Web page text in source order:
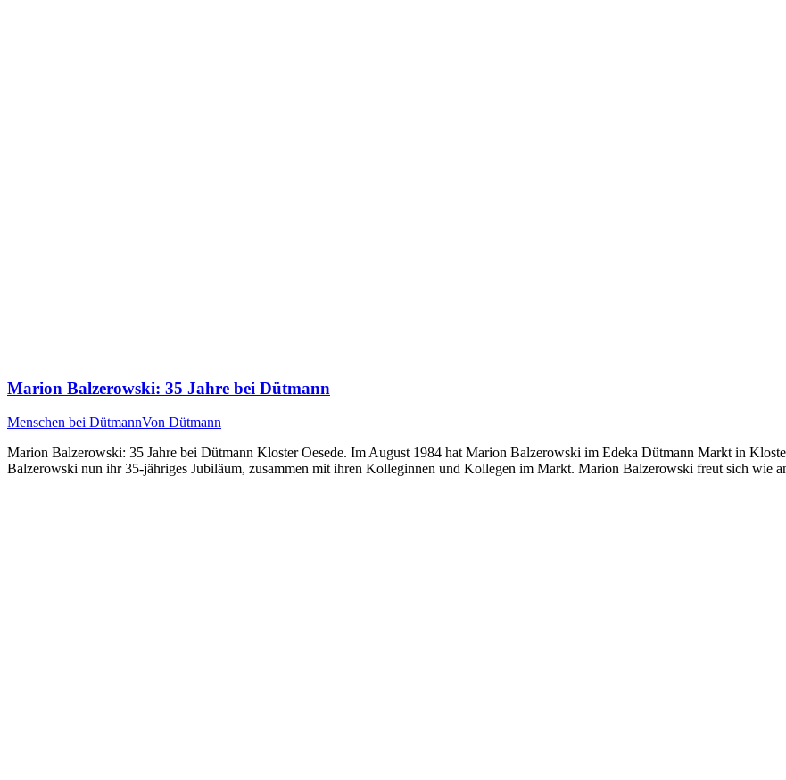
Marion Balzerowski: 35 Jahre bei Dütmann
Menschen bei DütmannVon Dütmann
Marion Balzerowski: 35 Jahre bei Dütmann Kloster Oesede. Im August 1984 hat Marion Balzerowski im Edeka Dütmann Markt in
Balzerowski nun ihr 35-jähriges Jubiläum, zusammen mit ihren Kolleginnen und Kollegen im Markt. Marion Balzerowski freut sich wie